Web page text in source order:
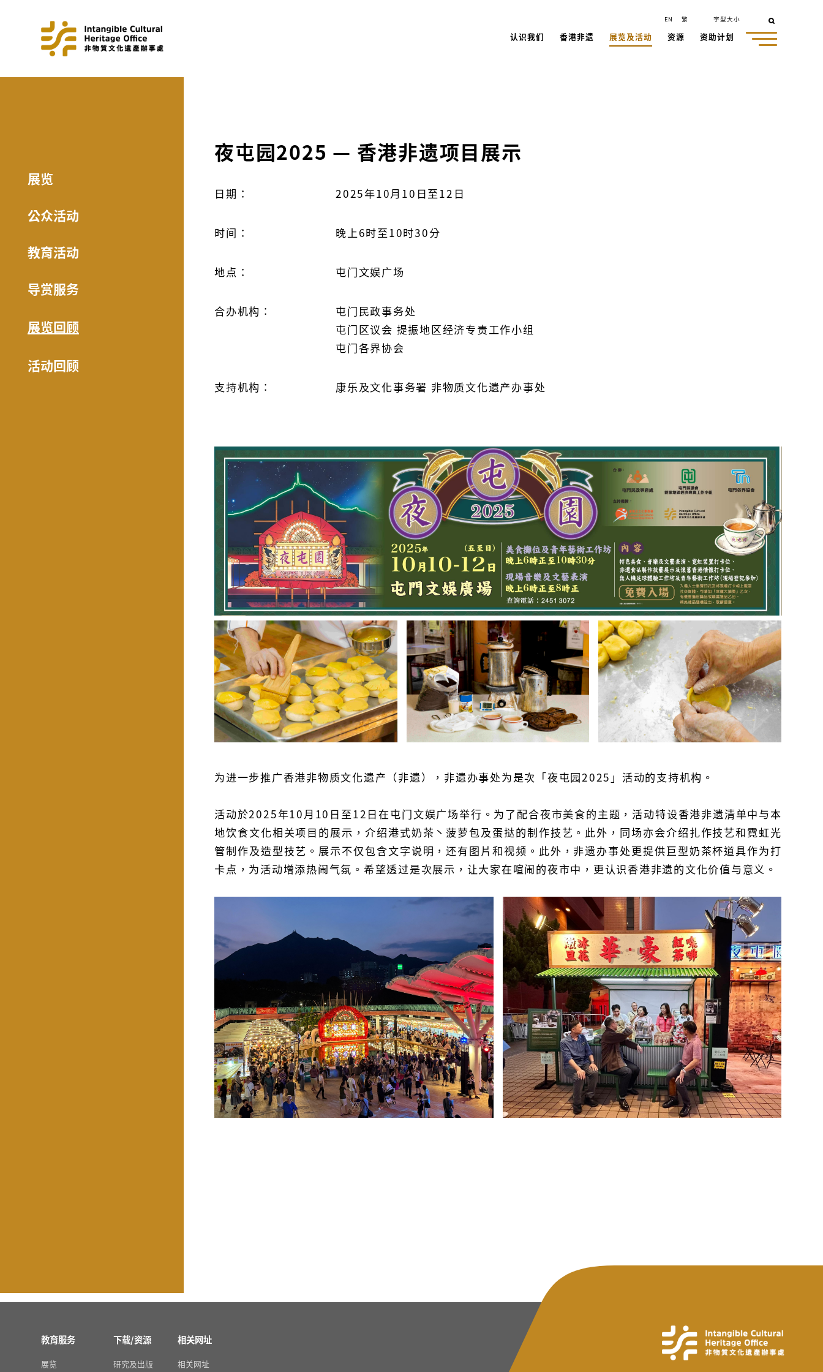
认识我们 香港非遗 展览及活动 资源 资助计划
EN 繁 字型大小
展览
公众活动
教育活动
导赏服务
展览回顾
活动回顾
夜屯园2025 — 香港非遗项目展示
日期： 2025年10月10日至12日
时间： 晚上6时至10时30分
地点： 屯门文娱广场
合办机构∶
屯门民政事务处
屯门区议会 提振地区经济专责工作小组
屯门各界协会
支持机构∶ 康乐及文化事务署 非物质文化遗产办事处
为进一步推广香港非物质文化遗产（非遗），非遗办事处为是次「夜屯园2025」活动的支持机构。
活动於2025年10月10日至12日在屯门文娱广场举行。为了配合夜市美食的主题，活动特设香港非遗清单中与本
地饮食文化相关项目的展示，介绍港式奶茶丶菠萝包及蛋挞的制作技艺。此外，同场亦会介绍扎作技艺和霓虹光
管制作及造型技艺。展示不仅包含文字说明，还有图片和视频。此外，非遗办事处更提供巨型奶茶杯道具作为打
卡点，为活动增添热闹气氛。希望透过是次展示，让大家在喧闹的夜市中，更认识香港非遗的文化价值与意义。
教育服务
展览
下载/资源
研究及出版
相关网址
相关网址